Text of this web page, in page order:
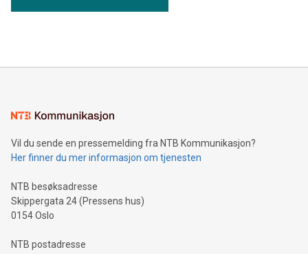
Vil du sende en pressemelding fra NTB Kommunikasjon?
Her finner du mer informasjon om tjenesten
NTB besøksadresse
Skippergata 24 (Pressens hus)
0154 Oslo
NTB postadresse